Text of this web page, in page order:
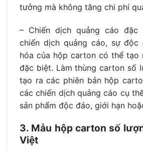
tưởng mà không tăng chi phí
– Chiến dịch quảng cáo đặc
chiến dịch quảng cáo, sự độc
hóa của hộp carton có thể tạo
đặc biệt. Làm thùng carton số
tạo ra các phiên bản hộp
các chiến dịch quảng cáo cụ
sản phẩm độc đáo, giới hạn
3. Mẫu hộp carton số
Việt